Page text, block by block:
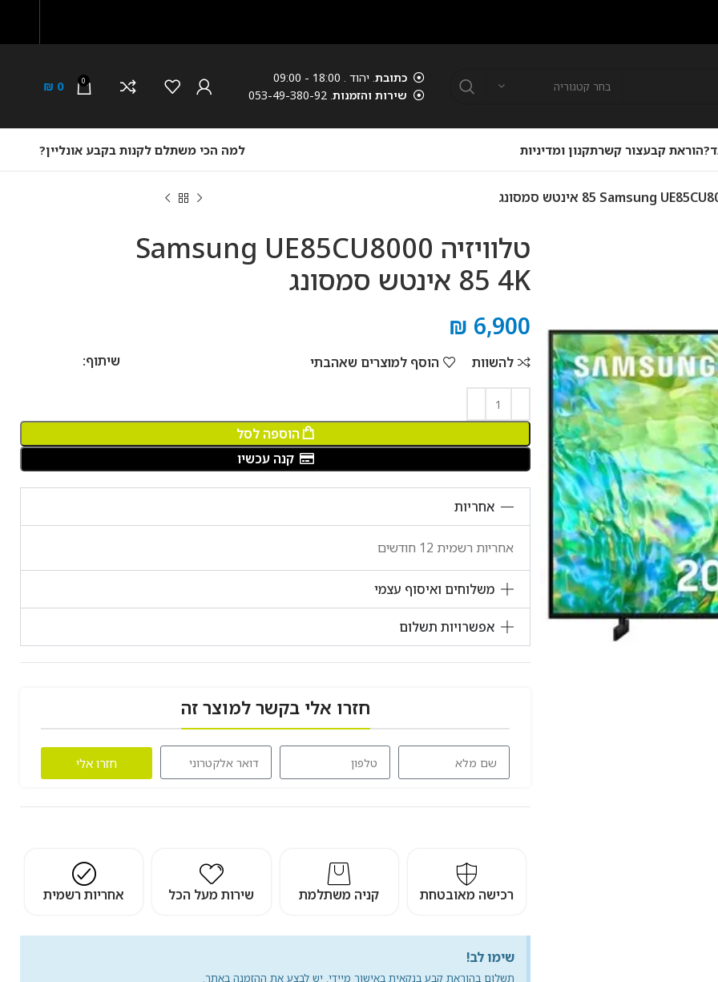
בחר קטגוריה
כתובת. יהוד . 18:00 - 09:00
שירות והזמנות. 053-49-380-92
0
₪
קבעצור קשרתקנון ומדיניות למה הכי משתלם לקנות בקבע אונליין?
טלוויזיה Samsung UE85CU8000
₪6,900
להשוות הוסף למוצרים שאהבתי
הוספה לסל
אחריות
אחריות רשמית 12 חודשים
משלוחים ואיסוף עצמי
אפשרויות תשלום
חזרו אלי בקשר למוצר זה
רכישה מאובטחת קניה משתלמת שירות מעל הכל אחריות רשמית
שימו לב!
תשלום בהוראת קבע בנקאית באישור מיידי. יש לבצע את ההזמנה באתר.